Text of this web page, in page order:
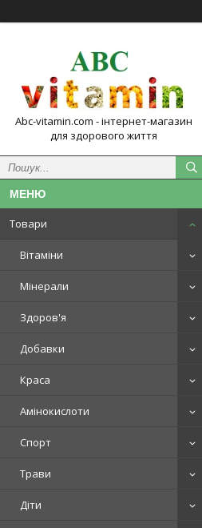
Abc-vitamin.com - інтернет-магазин
для здорового життя
Товари
Вітаміни
Мінерали
Здоров'я
Добавки
Краса
Амінокислоти
Спорт
Трави
Діти